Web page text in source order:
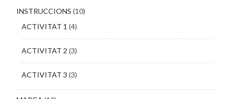
INSTRUCCIONS (10)
ACTIVITAT 1 (4)
ACTIVITAT 2 (3)
ACTIVITAT 3 (3)